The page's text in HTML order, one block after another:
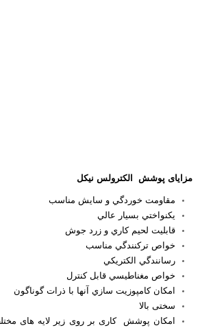
مزایای پوشش الکترولس نیکل
مقاومت خوردگي و سايش مناسب
يكنواختي بسيار عالي
قابليت لحيم كاري و زرد جوش
خواص تركنندگي مناسب
رسانندگي الكتريكي
خواص مغناطيسي قابل كنترل
امكان كامپوزيت سازي آنها با ذرات گوناگون
سختی بالا
امکان پوشش کاری بر روی زیر لایه های